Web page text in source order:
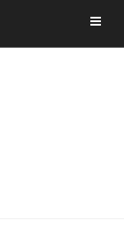
content